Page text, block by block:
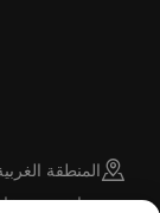
المنطقة
تشانغتشو،